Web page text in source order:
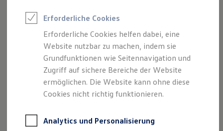
Fahrzeuge online kaufen
Digitaler Marktplatz
Kauf & Finanzierung
Online-Fahrzeugbewertung
Aktionen & Angebote
E-Auto-Förderung
Für Privatkunden
Für Gewerbekunden
Profi Paket
ProfiPartner für Gebrauchtwagen
sind?
Welche Vorteile habe ich beim
Online-Kauf?
Warum sind nicht alle
Volkswagen Nutzfahrzeuge
Partner und deren Fahrzeuge
verfügbar?
besichtigen?
Erforderliche Cookies
Erforderliche Cookies helfen dabei, eine
Website nutzbar zu machen, indem sie
Grundfunktionen wie Seitennavigation und
Zugriff auf sichere Bereiche der Website
ermöglichen. Die Website kann ohne diese
Cookies nicht richtig funktionieren.
Analytics und Personalisierung